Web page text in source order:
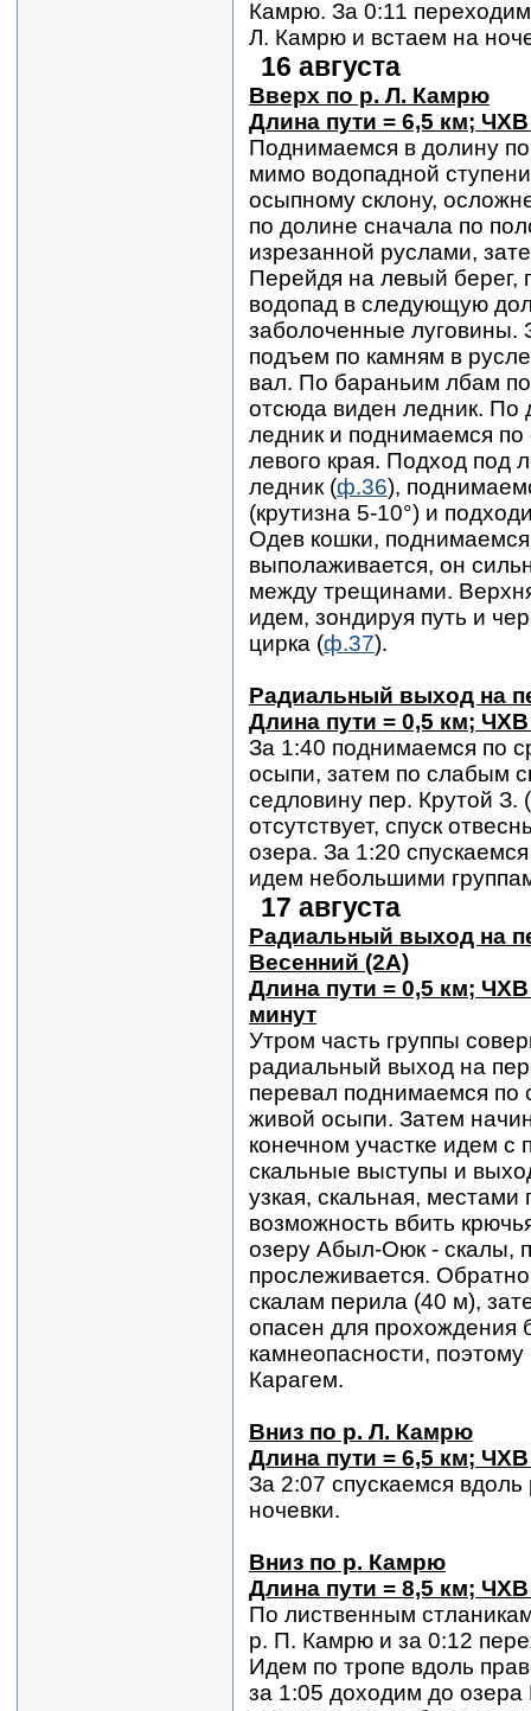
Камрю. За 0:11
Л. Камрю и встаем на
16 августа
Вверх по р. Л. Камрю
Длина пути = 6,5 км;
Поднимаемся в долину
мимо водопадной
осыпному склону,
по долине сначала по
изрезанной руслами,
Перейдя на левый
водопад в следующую
заболоченные луговины.
подъем по камням в
вал. По бараньим лбам
отсюда виден ледник. По
ледник и поднимаемся по
левого края. Подход под
ледник (ф.36),
(крутизна 5-10°) и
Одев кошки,
выполаживается, он
между трещинами.
идем, зондируя путь и
цирка (ф.37).
Радиальный выход на
Длина пути = 0,5 км; ЧХВ
За 1:40 поднимаемся по
осыпи, затем по слабым
седловину пер. Крутой З. (
отсутствует, спуск
озера. За 1:20
идем небольшими
17 августа
Радиальный выход на
Весенний (2А)
Длина пути = 0,5 км; ЧХВ
минут
Утром часть группы
радиальный выход на
перевал поднимаемся по
живой осыпи. Затем
конечном участке идем с
скальные выступы и
узкая, скальная,
возможность вбить
озеру Абыл-Оюк - скалы,
прослеживается.
скалам перила (40 м),
опасен для прохождения
камнеопасности,
Карагем.
Вниз по р. Л. Камрю
Длина пути = 6,5 км;
За 2:07 спускаемся
ночевки.
Вниз по р. Камрю
Длина пути = 8,5 км;
По лиственным
р. П. Камрю и за 0:12
Идем по тропе вдоль
за 1:05 доходим до